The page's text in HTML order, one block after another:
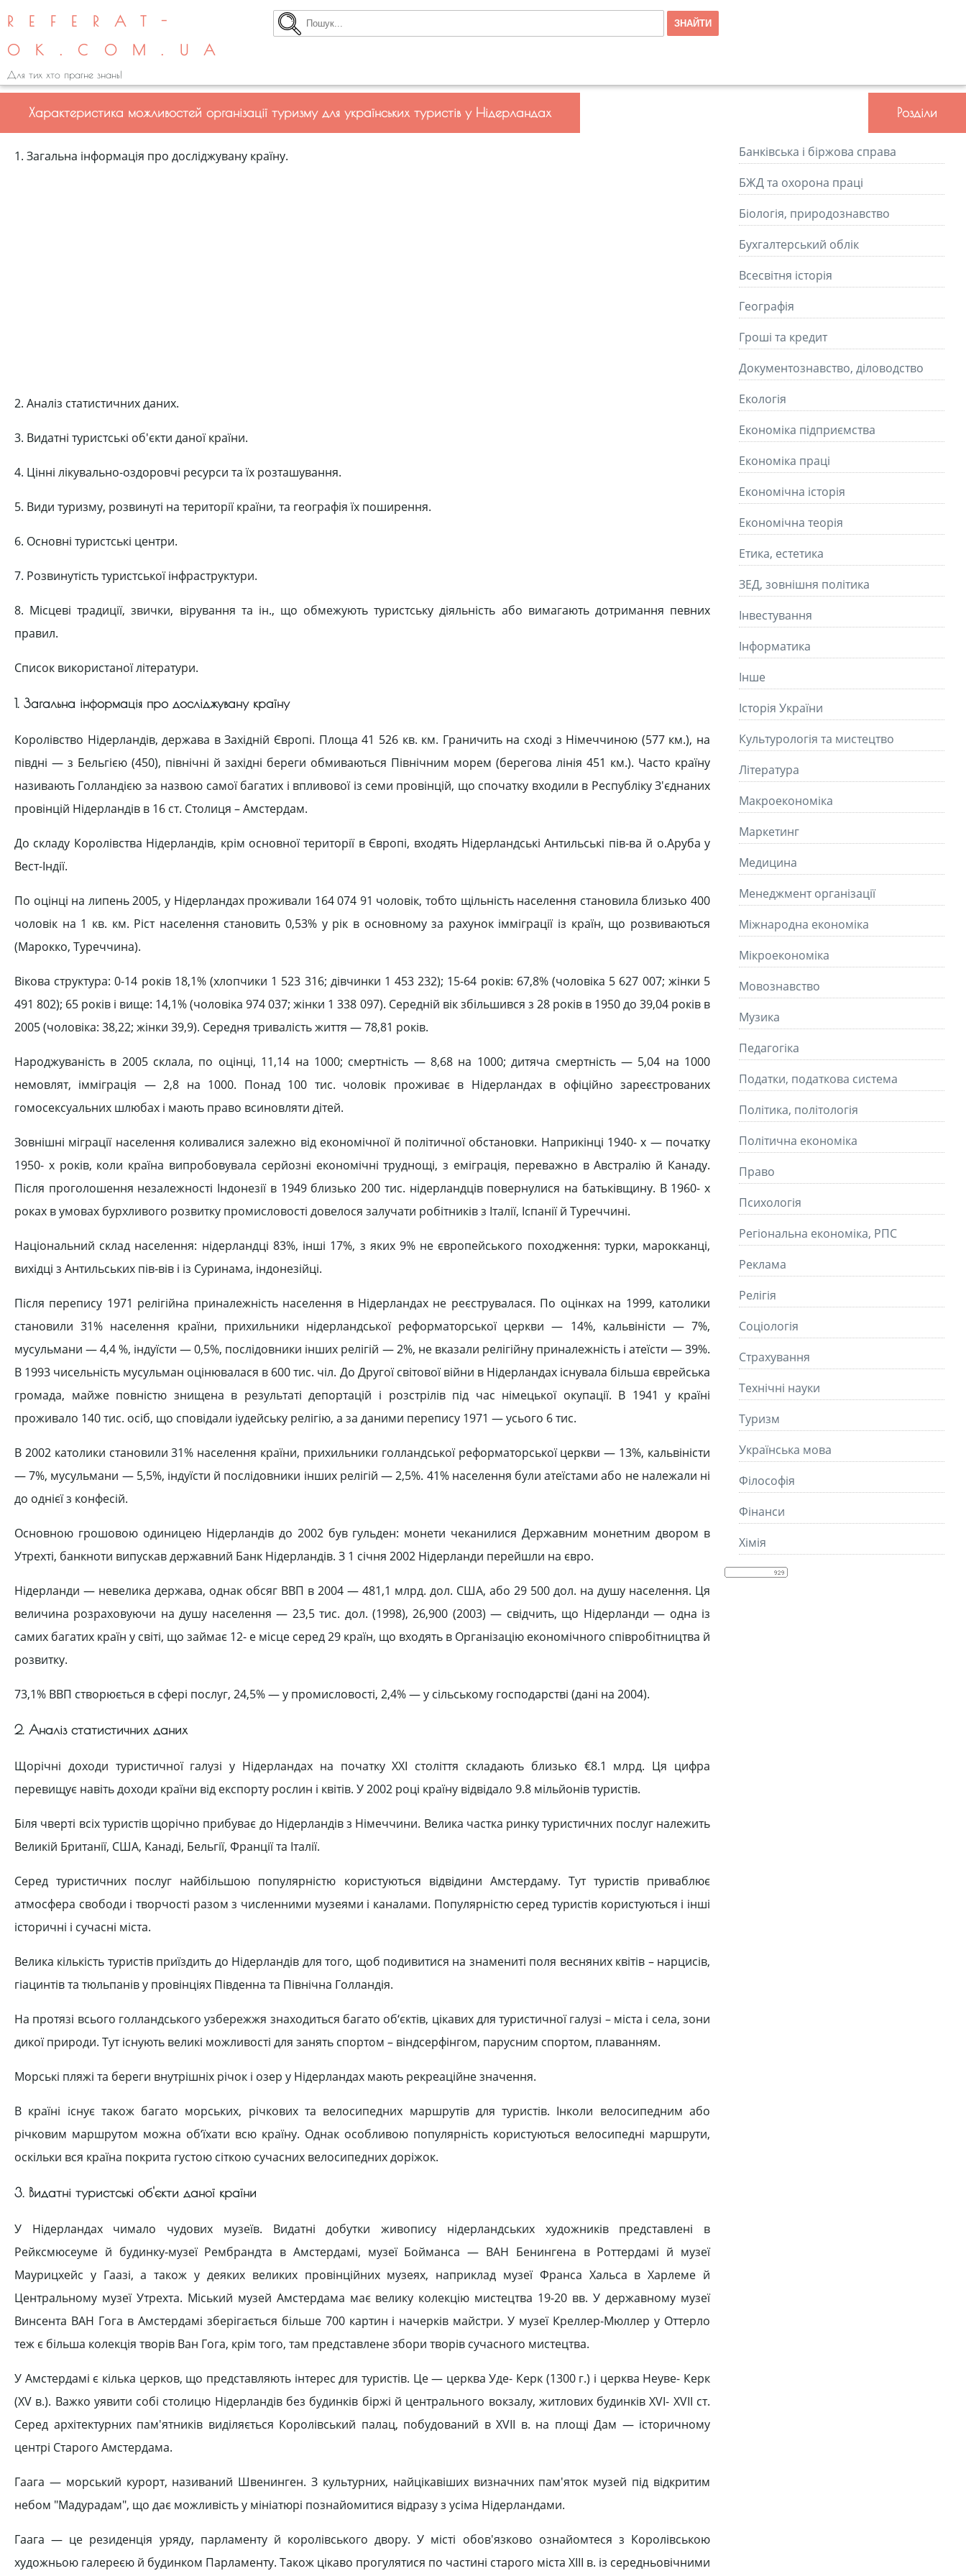
REFERAT-
OK.COM.UA
Для тих хто прагне знань!
Характеристика можливостей організації туризму для українських туристів у Нідерландах
1. Загальна інформація про досліджувану країну.
2. Аналіз статистичних даних.
3. Видатні туристські об'єкти даної країни.
4. Цінні лікувально-оздоровчі ресурси та їх розташування.
5. Види туризму, розвинуті на території країни, та географія їх поширення.
6. Основні туристські центри.
7. Розвинутість туристської інфраструктури.
8. Місцеві традиції, звички, вірування та ін., що обмежують туристську діяльність або вимагають дотримання певних
правил.
Список використаної літератури.
1. Загальна інформація про досліджувану країну
Королівство Нідерландів, держава в Західній Європі. Площа 41 526 кв. км. Граничить на сході з Німеччиною (577 км.), на
півдні — з Бельгією (450), північні й західні береги обмиваються Північним морем (берегова лінія 451 км.). Часто країну
називають Голландією за назвою самої багатих і впливової із семи провінцій, що спочатку входили в Республіку З'єднаних
провінцій Нідерландів в 16 ст. Столиця – Амстердам.
До складу Королівства Нідерландів, крім основної території в Європі, входять Нідерландські Антильські пів-ва й о.Аруба у
Вест-Індії.
По оцінці на липень 2005, у Нідерландах проживали 164 074 91 чоловік, тобто щільність населення становила близько 400
чоловік на 1 кв. км. Ріст населення становить 0,53% у рік в основному за рахунок імміграції із країн, що розвиваються
(Марокко, Туреччина).
Вікова структура: 0-14 років 18,1% (хлопчики 1 523 316; дівчинки 1 453 232); 15-64 років: 67,8% (чоловіка 5 627 007; жінки 5
491 802); 65 років і вище: 14,1% (чоловіка 974 037; жінки 1 338 097). Середній вік збільшився з 28 років в 1950 до 39,04 років в
2005 (чоловіка: 38,22; жінки 39,9). Середня тривалість життя — 78,81 років.
Народжуваність в 2005 склала, по оцінці, 11,14 на 1000; смертність — 8,68 на 1000; дитяча смертність — 5,04 на 1000
немовлят, імміграція — 2,8 на 1000. Понад 100 тис. чоловік проживає в Нідерландах в офіційно зареєстрованих
гомосексуальних шлюбах і мають право всиновляти дітей.
Зовнішні міграції населення коливалися залежно від економічної й політичної обстановки. Наприкінці 1940- х — початку
1950- х років, коли країна випробовувала серйозні економічні труднощі, з еміграція, переважно в Австралію й Канаду.
Після проголошення незалежності Індонезії в 1949 близько 200 тис. нідерландців повернулися на батьківщину. В 1960- х
роках в умовах бурхливого розвитку промисловості довелося залучати робітників з Італії, Іспанії й Туреччині.
Національний склад населення: нідерландці 83%, інші 17%, з яких 9% не європейського походження: турки, марокканці,
вихідці з Антильських пів-вів і із Суринама, індонезійці.
Після перепису 1971 релігійна приналежність населення в Нідерландах не реєструвалася. По оцінках на 1999, католики
становили 31% населення країни, прихильники нідерландської реформаторської церкви — 14%, кальвіністи — 7%,
мусульмани — 4,4 %, індуїсти — 0,5%, послідовники інших релігій — 2%, не вказали релігійну приналежність і атеїсти — 39%.
В 1993 чисельність мусульман оцінювалася в 600 тис. чіл. До Другої світової війни в Нідерландах існувала більша єврейська
громада, майже повністю знищена в результаті депортацій і розстрілів під час німецької окупації. В 1941 у країні
проживало 140 тис. осіб, що сповідали іудейську релігію, а за даними перепису 1971 — усього 6 тис.
В 2002 католики становили 31% населення країни, прихильники голландської реформаторської церкви — 13%, кальвіністи
— 7%, мусульмани — 5,5%, індуїсти й послідовники інших релігій — 2,5%. 41% населення були атеїстами або не належали ні
до однієї з конфесій.
Основною грошовою одиницею Нідерландів до 2002 був гульден: монети чеканилися Державним монетним двором в
Утрехті, банкноти випускав державний Банк Нідерландів. З 1 січня 2002 Нідерланди перейшли на євро.
Нідерланди — невелика держава, однак обсяг ВВП в 2004 — 481,1 млрд. дол. США, або 29 500 дол. на душу населення. Ця
величина розраховуючи на душу населення — 23,5 тис. дол. (1998), 26,900 (2003) — свідчить, що Нідерланди — одна із
самих багатих країн у світі, що займає 12- е місце серед 29 країн, що входять в Організацію економічного співробітництва й
розвитку.
73,1% ВВП створюється в сфері послуг, 24,5% — у промисловості, 2,4% — у сільському господарстві (дані на 2004).
2. Аналіз статистичних даних
Щорічні доходи туристичної галузі у Нідерландах на початку ХХІ століття складають близько €8.1 млрд. Ця цифра
перевищує навіть доходи країни від експорту рослин і квітів. У 2002 році країну відвідало 9.8 мільйонів туристів.
Біля чверті всіх туристів щорічно прибуває до Нідерландів з Німеччини. Велика частка ринку туристичних послуг належить
Великій Британії, США, Канаді, Бельгії, Франції та Італії.
Серед туристичних послуг найбільшою популярністю користуються відвідини Амстердаму. Тут туристів приваблює
атмосфера свободи і творчості разом з численними музеями і каналами. Популярністю серед туристів користуються і інші
історичні і сучасні міста.
Велика кількість туристів приїздить до Нідерландів для того, щоб подивитися на знамениті поля весняних квітів – нарцисів,
гіацинтів та тюльпанів у провінціях Південна та Північна Голландія.
На протязі всього голландського узбережжя знаходиться багато об‘єктів, цікавих для туристичної галузі – міста і села, зони
дикої природи. Тут існують великі можливості для занять спортом – віндсерфінгом, парусним спортом, плаванням.
Морські пляжі та береги внутрішніх річок і озер у Нідерландах мають рекреаційне значення.
В країні існує також багато морських, річкових та велосипедних маршрутів для туристів. Інколи велосипедним або
річковим маршрутом можна об‘їхати всю країну. Однак особливою популярність користуються велосипедні маршрути,
оскільки вся країна покрита густою сіткою сучасних велосипедних доріжок.
3. Видатні туристські об'єкти даної країни
У Нідерландах чимало чудових музеїв. Видатні добутки живопису нідерландських художників представлені в
Рейксмюсеуме й будинку-музеї Рембрандта в Амстердамі, музеї Бойманса — ВАН Бенингена в Роттердамі й музеї
Маурицхейс у Гаазі, а також у деяких великих провінційних музеях, наприклад музеї Франса Хальса в Харлеме й
Центральному музеї Утрехта. Міський музей Амстердама має велику колекцію мистецтва 19-20 вв. У державному музеї
Винсента ВАН Гога в Амстердамі зберігається більше 700 картин і начерків майстри. У музеї Креллер-Мюллер у Оттерло
теж є більша колекція творів Ван Гога, крім того, там представлене збори творів сучасного мистецтва.
У Амстердамі є кілька церков, що представляють інтерес для туристів. Це — церква Уде- Керк (1300 г.) і церква Неуве- Керк
(XV в.). Важко уявити собі столицю Нідерландів без будинків біржі й центрального вокзалу, житлових будинків XVІ- XVІІ ст.
Серед архітектурних пам'ятників виділяється Королівський палац, побудований в XVІІ в. на площі Дам — історичному
центрі Старого Амстердама.
Гаага — морський курорт, називаний Швенинген. З культурних, найцікавіших визначних пам'яток музей під відкритим
небом "Мадурадам", що дає можливість у мініатюрі познайомитися відразу з усіма Нідерландами.
Гаага — це резиденція уряду, парламенту й королівського двору. У місті обов'язково ознайомтеся з Королівською
художньою галереєю й будинком Парламенту. Також цікаво прогулятися по частині старого міста XІІІ в. із середньовічними
Розділи
Банківська і біржова справа
БЖД та охорона праці
Біологія, природознавство
Бухгалтерський облік
Всесвітня історія
Географія
Гроші та кредит
Документознавство, діловодство
Екологія
Економіка підприємства
Економіка праці
Економічна історія
Економічна теорія
Етика, естетика
ЗЕД, зовнішня політика
Інвестування
Інформатика
Інше
Історія України
Культурологія та мистецтво
Літературa
Макроекономіка
Маркетинг
Медицина
Менеджмент організації
Міжнародна економіка
Мікроекономіка
Мовознавство
Музика
Педагогіка
Податки, податкова система
Політика, політологія
Політична економіка
Право
Психологія
Регіональна економіка, РПС
Реклама
Релігія
Соціологія
Страхування
Технічні науки
Туризм
Українська мова
Філософія
Фінанси
Хімія